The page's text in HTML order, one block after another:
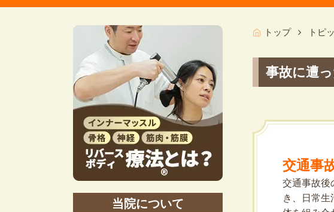
トップ トピ
事故に遭
交通事
交通事故後
き、日常
当院について